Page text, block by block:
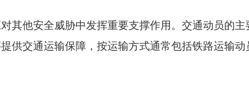
他安全威胁中发挥重要支撑作用。交通动员的主
供交通运输保障，按运输方式通常包括铁路运输